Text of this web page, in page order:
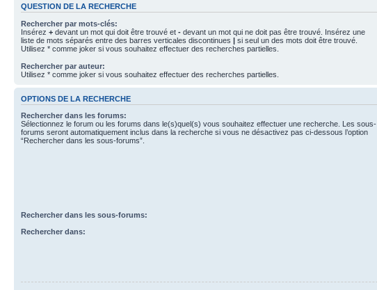
QUESTION DE LA RECHERCHE
Rechercher par mots-clés:
Insérez + devant un mot qui doit être trouvé et - devant un mot qui ne doit pas être trouvé. Insérez une
liste de mots séparés entre des barres verticales discontinues | si seul un des mots doit être trouvé.
Utilisez * comme joker si vous souhaitez effectuer des recherches partielles.
Rechercher par auteur:
Utilisez * comme joker si vous souhaitez effectuer des recherches partielles.
OPTIONS DE LA RECHERCHE
Rechercher dans les forums:
Sélectionnez le forum ou les forums dans le(s)quel(s) vous souhaitez effectuer une recherche. Les sous-
forums seront automatiquement inclus dans la recherche si vous ne désactivez pas ci-dessous l’option
“Rechercher dans les sous-forums”.
Rechercher dans les sous-forums:
Rechercher dans: